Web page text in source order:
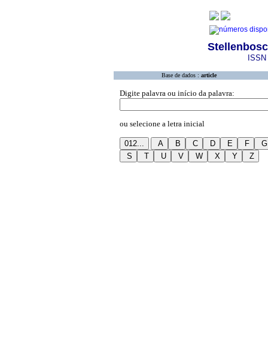
Base de dados : article
Digite palavra ou início da palavra:
ou selecione a letra inicial